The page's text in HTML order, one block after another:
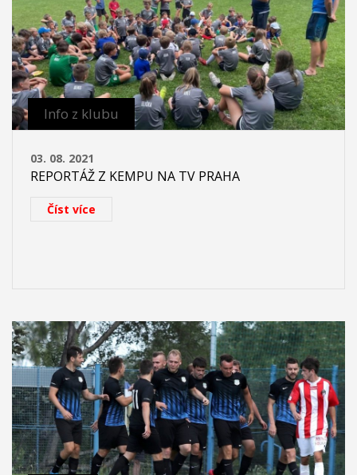
Info z klubu
03. 08. 2021
REPORTÁŽ Z KEMPU NA TV PRAHA
Číst více